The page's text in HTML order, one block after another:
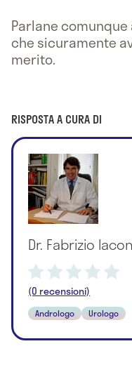
Parlane
che sicuramente
merito.
RISPOSTA A CURA DI
Dr. Fabrizio
(0 recensioni)
Andrologo Urologo